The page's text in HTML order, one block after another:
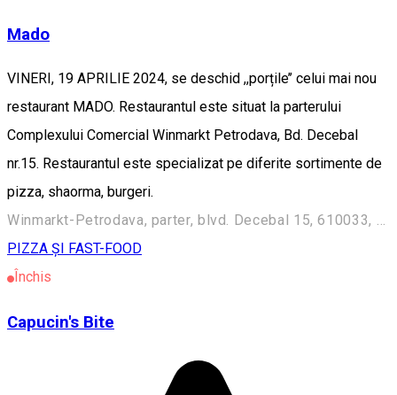
Mado
VINERI, 19 APRILIE 2024, se deschid ,,porțile’’ celui mai nou
restaurant MADO. Restaurantul este situat la parterului
Complexului Comercial Winmarkt Petrodava, Bd. Decebal
nr.15. Restaurantul este specializat pe diferite sortimente de
pizza, shaorma, burgeri.
Winmarkt-Petrodava, parter, blvd. Decebal 15, 610033, Piatra Neamț, România
PIZZA ȘI FAST-FOOD
Închis
Capucin's Bite